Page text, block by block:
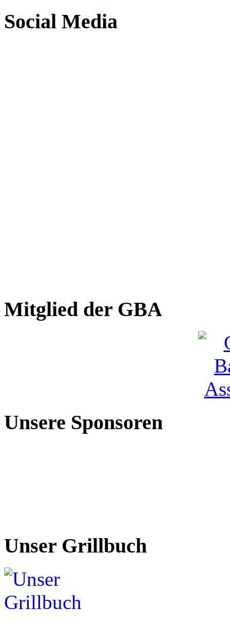
Social Media
Mitglied der GBA
Unsere Sponsoren
Unser Grillbuch